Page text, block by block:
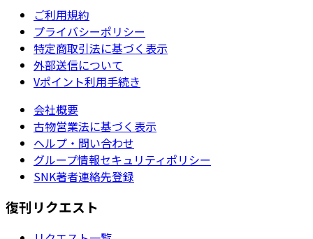
ご利用規約
プライバシーポリシー
特定商取引法に基づく表示
外部送信について
Vポイント利用手続き
会社概要
古物営業法に基づく表示
ヘルプ・問い合わせ
グループ情報セキュリティポリシー
SNK著者連絡先登録
復刊リクエスト